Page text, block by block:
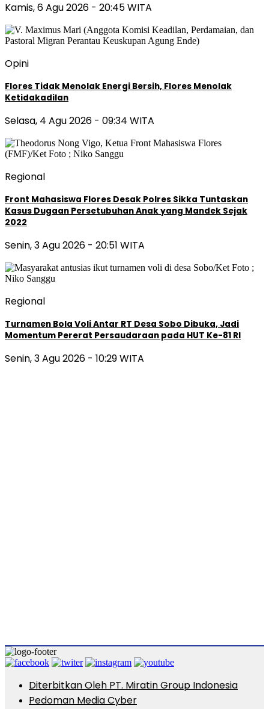
Kamis, 6 Agu 2026 - 20:45 WITA
Opini
Flores Tidak Menolak Energi Bersih, Flores Menolak
Ketidakadilan
Selasa, 4 Agu 2026 - 09:34 WITA
Regional
Front Mahasiswa Flores Desak Polres Sikka Tuntaskan
Kasus Dugaan Persetubuhan Anak yang Mandek Sejak
2022
Senin, 3 Agu 2026 - 20:51 WITA
Regional
Turnamen Bola Voli Antar RT Desa Sobo Dibuka, Jadi
Momentum Pererat Persaudaraan pada HUT Ke-81 RI
Senin, 3 Agu 2026 - 10:29 WITA
Diterbitkan Oleh PT. Miratin Group Indonesia
Pedoman Media Cyber